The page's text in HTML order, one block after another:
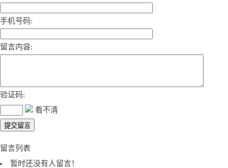
手机号码:
留言内容:
验证码:
看不清
留言列表
暂时还没有人留言！